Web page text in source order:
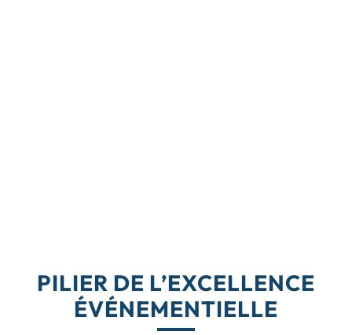
PILIER DE L’EXCELLENCE
ÉVÉNEMENTIELLE